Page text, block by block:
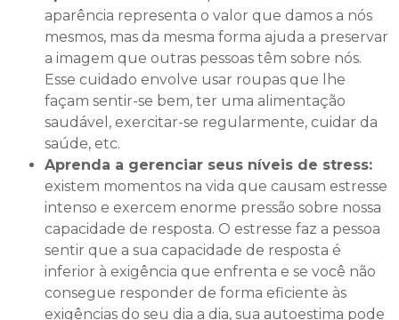
aparência representa o valor que damos a nós
mesmos, mas da mesma forma ajuda a preservar
a imagem que outras pessoas têm sobre nós.
Esse cuidado envolve usar roupas que lhe
façam sentir-se bem, ter uma alimentação
saudável, exercitar-se regularmente, cuidar da
saúde, etc.
Aprenda a gerenciar seus níveis de stress:
existem momentos na vida que causam estresse
intenso e exercem enorme pressão sobre nossa
capacidade de resposta. O estresse faz a pessoa
sentir que a sua capacidade de resposta é
inferior à exigência que enfrenta e se você não
consegue responder de forma eficiente às
exigências do seu dia a dia, sua autoestima pode